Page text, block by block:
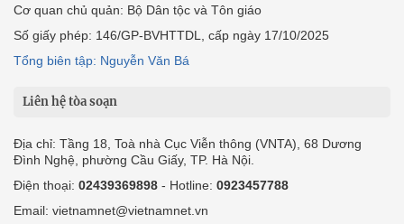
Cơ quan chủ quản: Bộ Dân tộc và Tôn giáo
Số giấy phép: 146/GP-BVHTTDL, cấp ngày 17/10/2025
Tổng biên tập: Nguyễn Văn Bá
Liên hệ tòa soạn
Địa chỉ: Tầng 18, Toà nhà Cục Viễn thông (VNTA), 68 Dương
Đình Nghệ, phường Cầu Giấy, TP. Hà Nội.
Điện thoại: 02439369898 - Hotline: 0923457788
Email: vietnamnet@vietnamnet.vn